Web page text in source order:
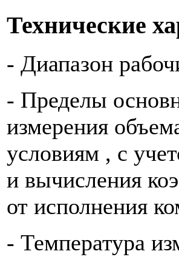
Технические
- Диапазон
- Пределы
измерения
условиям , с
и вычисления
от исполнения
- Температура